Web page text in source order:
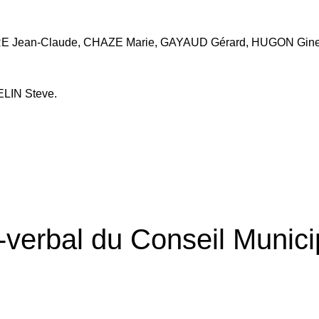
Jean-Claude, CHAZE Marie, GAYAUD Gérard, HUGON
Steve.
du Conseil